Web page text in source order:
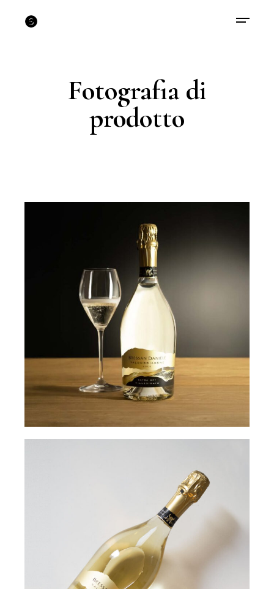
Fotografia di
prodotto